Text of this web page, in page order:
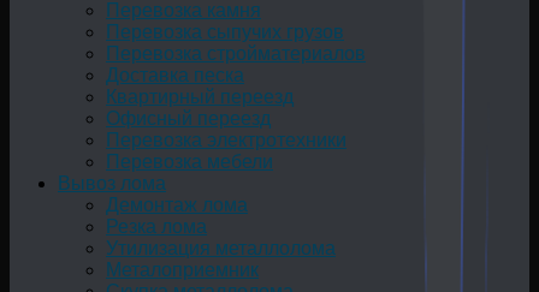
Перевозка камня
Перевозка сыпучих грузов
Перевозка стройматериалов
Доставка песка
Квартирный переезд
Офисный переезд
Перевозка электротехники
Перевозка мебели
Вывоз лома
Демонтаж лома
Резка лома
Утилизация металлолома
Металоприемник